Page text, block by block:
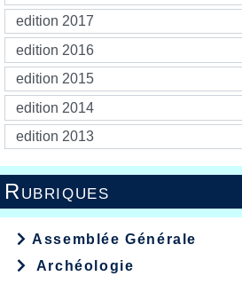
Rubriques
Assemblée Générale
Archéologie